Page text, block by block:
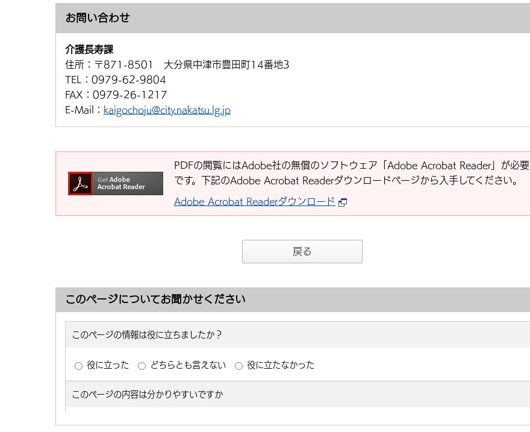
お問い合わせ
介護長寿課
住所： 〒871-8501 大分県中津市豊田町14番地3
TEL： 0979-62-9804
FAX： 0979-26-1217
E-Mail： kaigochoju@city.nakatsu.lg.jp
PDFの閲覧にはAdobe社の無償のソフトウェア「Adobe Acrobat Reader」が必要
です。下記のAdobe Acrobat Readerダウンロードページから入手してください。
Adobe Acrobat Readerダウンロード
戻る
このページについてお聞かせください